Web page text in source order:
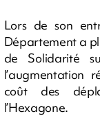
Lors de son
Département a
de Solidarité
l’augmentation
coût des
l’Hexagone.